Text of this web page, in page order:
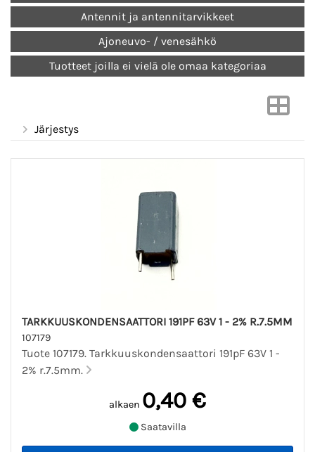
Antennit ja antennitarvikkeet
Ajoneuvo- / venesähkö
Tuotteet joilla ei vielä ole omaa kategoriaa
Järjestys
TARKKUUSKONDENSAATTORI 191PF 63V 1 - 2% R.7.5MM
107179
Tuote 107179. Tarkkuuskondensaattori 191pF 63V 1 -
2% r.7.5mm.
alkaen 0,40 €
Saatavilla